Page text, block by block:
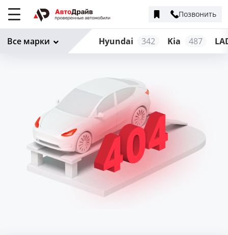
Позвонить
Hyundai 342 Kia 487
Все марки